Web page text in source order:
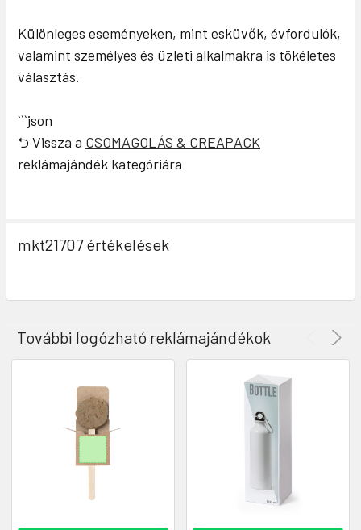
Különleges eseményeken, mint esküvők, évfordulók,
valamint személyes és üzleti alkalmakra is tökéletes
választás.
```json
⮌ Vissza a CSOMAGOLÁS & CREAPACK
reklámajándék kategóriára
mkt21707 értékelések
További logózható reklámajándékok